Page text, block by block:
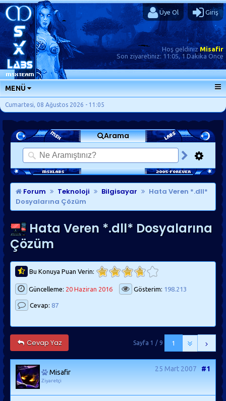
Üye Ol Giriş
Hoş geldinizMisafir
Son ziyaretiniz: 11:05, 1 Dakika Önce
MENÜ
ANA SAYFA
FORUMLAR
SORU-CEVAP
GÜNLÜKLER
SON MESAJLAR
KISAYOLLAR
Cumartesi, 08 Ağustos 2026 - 11:05
Arama
Forum Teknoloji Bilgisayar
Hata Veren *.dll*
Dosyalarına Çözüm
Hata Veren *.dll* Dosyalarına
Çözüm
Bu Konuya Puan Verin:
Güncelleme: 20 Haziran 2016 Gösterim: 198.213
Cevap: 87
Cevap Yaz 1
Sayfa 1 / 9
Misafir
Ziyaretçi
25 Mart 2007 #1